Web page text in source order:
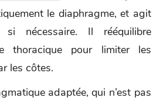
le diaphragme, et agit
nécessaire. Il rééquilibre
thoracique pour limiter les
les côtes.
adaptée, qui n’est pas